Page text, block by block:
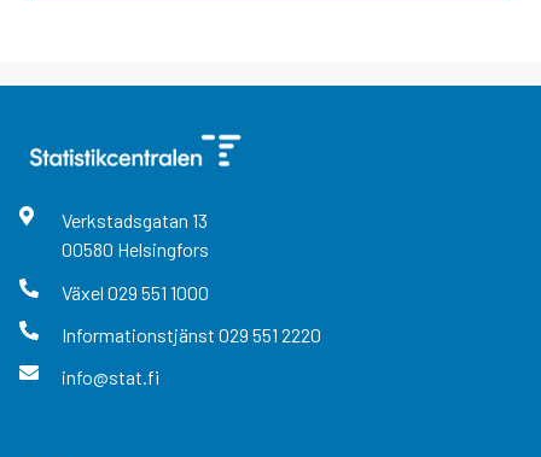
Verkstadsgatan 13
00580 Helsingfors
Växel 029 551 1000
Informationstjänst 029 551 2220
info@stat.fi